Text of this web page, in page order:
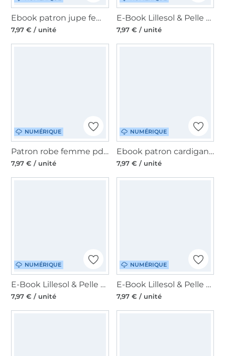
Ebook patron jupe femme 'Maxirock' Lillesol & Pelle, en allemand
7,97 € / unité
E-Book Lillesol & Pelle Basic Raglanshirt Combina, en allemand
7,97 € / unité
NUMÉRIQUE
Patron robe femme pdf Vela Lillesol & Pelle, en allemand
7,97 € / unité
NUMÉRIQUE
Ebook patron cardigan femme Basic Lillesol & Pelle, en allemand
7,97 € / unité
NUMÉRIQUE
E-Book Lillesol & Pelle Rock Alba, en allemand
7,97 € / unité
NUMÉRIQUE
E-Book Lillesol & Pelle Maxi-Dress Femme, en allemand
7,97 € / unité